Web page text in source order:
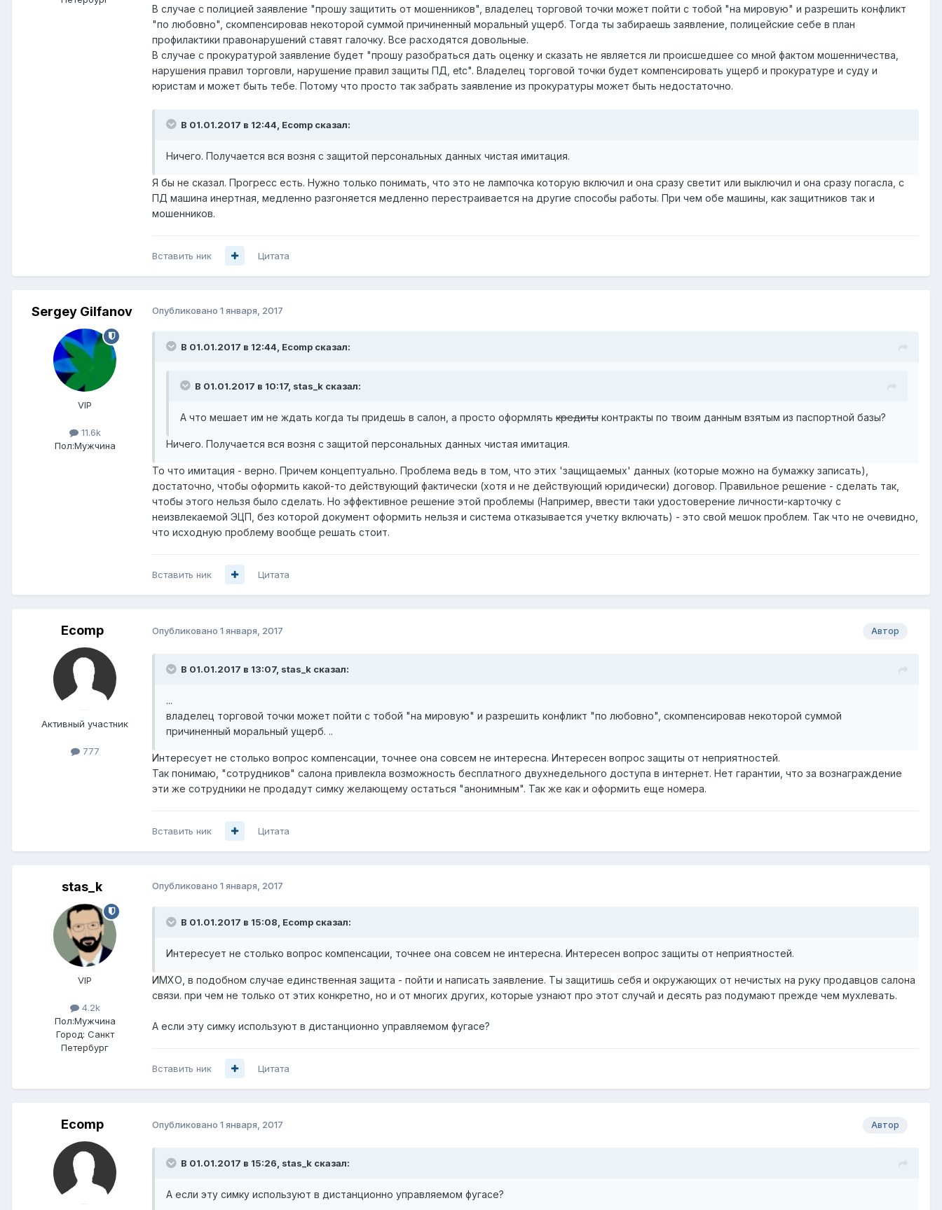
В случае с полицией заявление "прошу защитить от мошенников", владелец торговой точки может пойти с тобой "на мировую" и разрешить конфликт
"по любовно", скомпенсировав некоторой суммой причиненный моральный ущерб. Тогда ты забираешь заявление, полицейские себе в план
профилактики правонарушений ставят галочку. Все расходятся довольные.
В случае с прокуратурой заявление будет "прошу разобраться дать оценку и сказать не является ли происшедшее со мной фактом мошенничества,
нарушения правил торговли, нарушение правил защиты ПД, etc". Владелец торговой точки будет компенсировать ущерб и прокуратуре и суду и
юристам и может быть тебе. Потому что просто так забрать заявление из прокуратуры может быть недостаточно.
В 01.01.2017 в 12:44, Ecomp сказал:
Ничего. Получается вся возня с защитой персональных данных чистая имитация.
Я бы не сказал. Прогресс есть. Нужно только понимать, что это не лампочка которую включил и она сразу светит или выключил и она сразу погасла, с
ПД машина инертная, медленно разгоняется медленно перестраивается на другие способы работы. При чем обе машины, как защитников так и
мошенников.
Вставить ник Цитата
Sergey Gilfanov
VIP
11.6k
Пол:Мужчина
Опубликовано 1 января, 2017
В 01.01.2017 в 12:44, Ecomp сказал:
В 01.01.2017 в 10:17, stas_k сказал:
А что мешает им не ждать когда ты придешь в салон, а просто оформлять кредиты контракты по твоим данным взятым из паспортной базы?
Ничего. Получается вся возня с защитой персональных данных чистая имитация.
То что имитация - верно. Причем концептуально. Проблема ведь в том, что этих 'защищаемых' данных (которые можно на бумажку записать),
достаточно, чтобы оформить какой-то действующий фактически (хотя и не действующий юридически) договор. Правильное решение - сделать так,
чтобы этого нельзя было сделать. Но эффективное решение этой проблемы (Например, ввести таки удостоверение личности-карточку с
неизвлекаемой ЭЦП, без которой документ оформить нельзя и система отказывается учетку включать) - это свой мешок проблем. Так что не очевидно,
что исходную проблему вообще решать стоит.
Вставить ник Цитата
Ecomp
Активный участник
777
Автор
Опубликовано 1 января, 2017
В 01.01.2017 в 13:07, stas_k сказал:
...
владелец торговой точки может пойти с тобой "на мировую" и разрешить конфликт "по любовно", скомпенсировав некоторой суммой
причиненный моральный ущерб. ..
Интересует не столько вопрос компенсации, точнее она совсем не интересна. Интересен вопрос защиты от неприятностей.
Так понимаю, "сотрудников" салона привлекла возможность бесплатного двухнедельного доступа в интернет. Нет гарантии, что за вознаграждение
эти же сотрудники не продадут симку желающему остаться "анонимным". Так же как и оформить еще номера.
Вставить ник Цитата
stas_k
VIP
4.2k
Пол:Мужчина
Город: Санкт
Петербург
Опубликовано 1 января, 2017
В 01.01.2017 в 15:08, Ecomp сказал:
Интересует не столько вопрос компенсации, точнее она совсем не интересна. Интересен вопрос защиты от неприятностей.
ИМХО, в подобном случае единственная защита - пойти и написать заявление. Ты защитишь себя и окружающих от нечистых на руку продавцов салона
связи. при чем не только от этих конкретно, но и от многих других, которые узнают про этот случай и десять раз подумают прежде чем мухлевать.
А если эту симку используют в дистанционно управляемом фугасе?
Вставить ник Цитата
Ecomp Автор
Опубликовано 1 января, 2017
В 01.01.2017 в 15:26, stas_k сказал:
А если эту симку используют в дистанционно управляемом фугасе?